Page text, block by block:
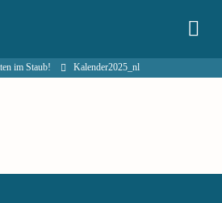
im Staub! Kalender2025_nl